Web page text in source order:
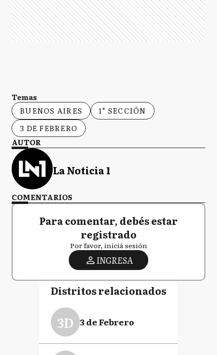
Temas
BUENOS AIRES
1° SECCIÓN
3 DE FEBRERO
AUTOR
La Noticia 1
COMENTARIOS
Para comentar, debés estar
registrado
Por favor, iniciá sesión
INGRESA
Distritos relacionados
3D 3 de Febrero